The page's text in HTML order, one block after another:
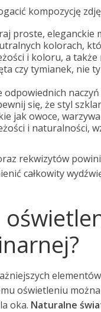
kompozycję
proste, eleganckie
kolorach,
i koloru, a
czy tymianek, nie
odpowiednich
się, że styl
jak owoce,
i naturalności,
rekwizytów
całkowity
oświetleniu
oka. Naturalne